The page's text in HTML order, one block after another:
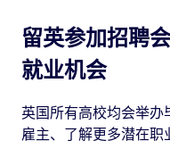
留英参加招聘
就业机会
英国所有高校均会举
雇主、了解更多潜在职